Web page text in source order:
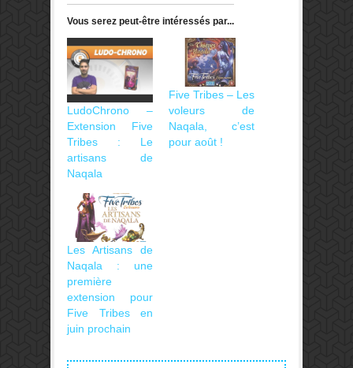
Vous serez peut-être intéressés par...
LudoChrono –
Extension Five
Tribes : Le
artisans de
Naqala
Five Tribes – Les
voleurs de
Naqala, c’est
pour août !
Les Artisans de
Naqala : une
première
extension pour
Five Tribes en
juin prochain